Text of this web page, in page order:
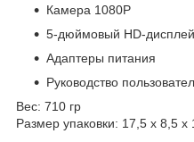
Камера 1080P
5-дюймовый HD-дисплей
Адаптеры питания
Руководство
Вес: 710 гр
Размер упаковки: 17,5 х 8,5 х